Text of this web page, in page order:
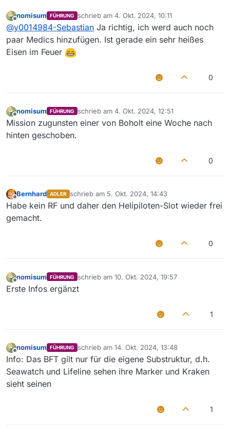
Offline
nomisum FÜHRUNG schrieb am 4. Okt. 2024, 10:11
zuletzt editiert von
@y0014984-Sebastian Ja richtig, ich werd auch noch
paar Medics hinzufügen. Ist gerade ein sehr heißes
Eisen im Feuer
0
Offline
nomisum FÜHRUNG schrieb am 4. Okt. 2024, 12:51
zuletzt editiert von
Mission zugunsten einer von Boholt eine Woche nach
hinten geschoben.
0
Offline
Bernhard ADLER schrieb am 5. Okt. 2024, 14:43
zuletzt editiert von
Habe kein RF und daher den Helipiloten-Slot wieder frei
gemacht.
0
Offline
nomisum FÜHRUNG schrieb am 10. Okt. 2024, 19:57
zuletzt editiert von
Erste Infos ergänzt
1
Offline
nomisum FÜHRUNG schrieb am 14. Okt. 2024, 13:48
zuletzt editiert von
Info: Das BFT gilt nur für die eigene Substruktur, d.h.
Seawatch und Lifeline sehen ihre Marker und Kraken
sieht seinen
1